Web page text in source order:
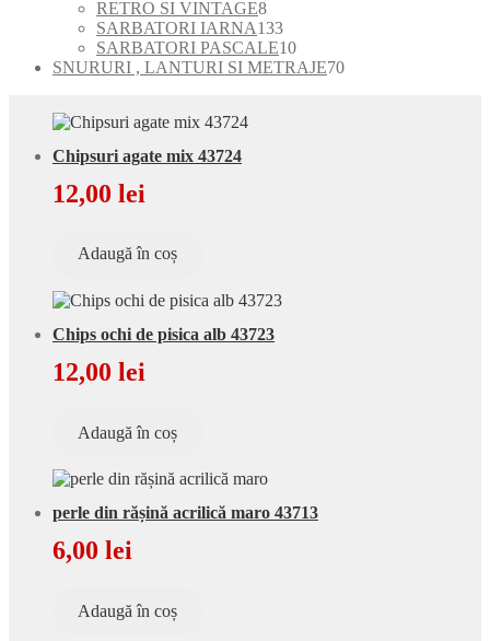
de
produse
RETRO SI VINTAGE88
produse
SARBATORI IARNA133133
de
produse
SARBATORI PASCALE1010
produse
SNURURI , LANTURI SI METRAJE7070
Chipsuri agate mix 43724
12,00 lei
Adaugă în coș
Chips ochi de pisica alb 43723
12,00 lei
Adaugă în coș
perle din rășină acrilică maro 43713
6,00 lei
Adaugă în coș